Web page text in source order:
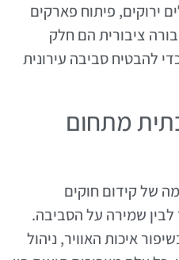
ירוקים, פיתוח פארקים
ציבורית הם חלק
להבטיח סביבה עירונית
מתחום
של קידום חוקים
לבין שמירה על הסביבה.
איכות האוויר, ניהול